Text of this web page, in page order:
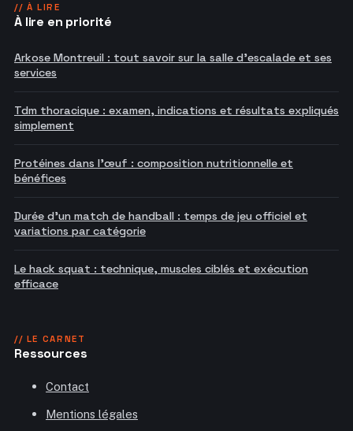
// À LIRE
À lire en priorité
Arkose Montreuil : tout savoir sur la salle d'escalade et ses
services
Tdm thoracique : examen, indications et résultats expliqués
simplement
Protéines dans l'œuf : composition nutritionnelle et
bénéfices
Durée d'un match de handball : temps de jeu officiel et
variations par catégorie
Le hack squat : technique, muscles ciblés et exécution
efficace
// LE CARNET
Ressources
Contact
Mentions légales